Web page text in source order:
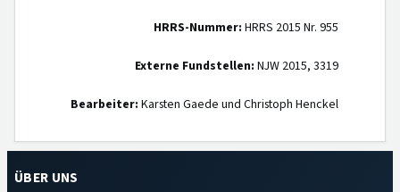
HRRS-Nummer: HRRS 2015 Nr. 955
Externe Fundstellen: NJW 2015, 3319
Bearbeiter: Karsten Gaede und Christoph Henckel
ÜBER UNS